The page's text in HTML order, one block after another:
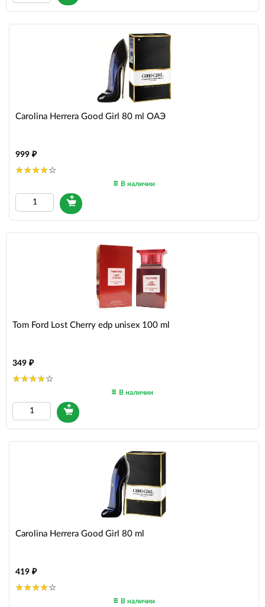
Carolina Herrera Good Girl 80 ml ОАЭ
999
В наличии
Tom Ford Lost Cherry edp unisex 100 ml
349
В наличии
Carolina Herrera Good Girl 80 ml
419
В наличии